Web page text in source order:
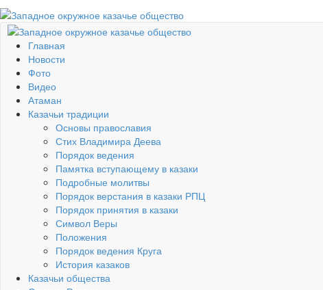
Главная
Новости
Фото
Видео
Атаман
Казачьи традиции
Основы православия
Стих Владимира Деева
Порядок ведения
Памятка вступающему в казаки
Подробные молитвы
Порядок верстания в казаки РПЦ
Порядок принятия в казаки
Символ Веры
Положения
Порядок ведения Круга
История казаков
Казачьи общества